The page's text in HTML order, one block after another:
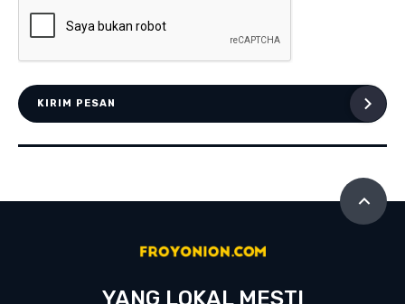
KIRIM PESAN
YANG LOKAL MESTI